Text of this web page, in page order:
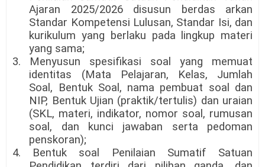
Ajaran 2025/2026 disusun berdas arkan
Standar Kompetensi Lulusan, Standar Isi, dan
kurikulum yang berlaku pada lingkup materi
yang sama;
3. Menyusun spesifikasi soal yang memuat
identitas (Mata Pelajaran, Kelas, Jumlah
Soal, Bentuk Soal, nama pembuat soal dan
NIP, Bentuk Ujian (praktik/tertulis) dan uraian
(SKL, materi, indikator, nomor soal, rumusan
soal, dan kunci jawaban serta pedoman
penskoran);
4. Bentuk soal Penilaian Sumatif Satuan